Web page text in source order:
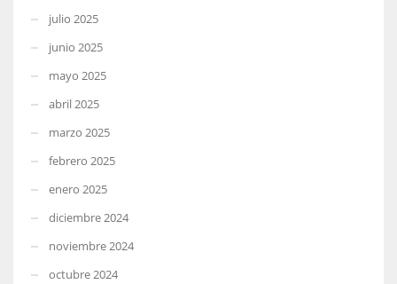
julio 2025
junio 2025
mayo 2025
abril 2025
marzo 2025
febrero 2025
enero 2025
diciembre 2024
noviembre 2024
octubre 2024